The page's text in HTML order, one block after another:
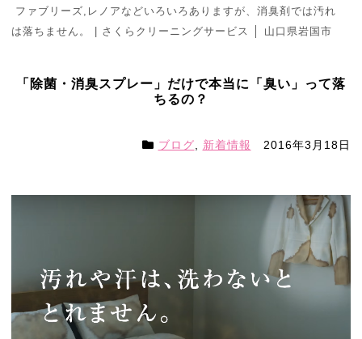
ファブリーズ,レノアなどいろいろありますが、消臭剤では汚れ
は落ちません。 | さくらクリーニングサービス │ 山口県岩国市
「除菌・消臭スプレー」だけで本当に「臭い」って落
ちるの？
2016年3月18日
ブログ 新着情報